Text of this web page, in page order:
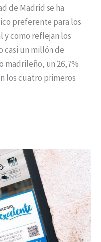
de Madrid se ha
preferente para los
y como reflejan los
casi un millón de
madrileño, un 26,7%
los cuatro primeros